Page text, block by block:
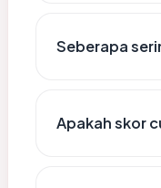
Seberapa
Apakah skor